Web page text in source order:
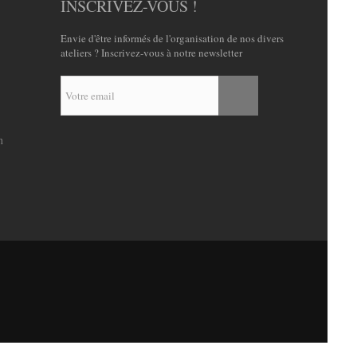
INSCRIVEZ-VOUS !
Envie d'être informés de l'organisation de nos divers
ateliers ? Inscrivez-vous à notre newsletter